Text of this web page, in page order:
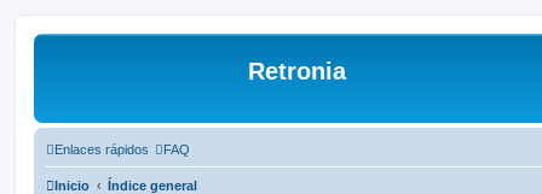
Retronia
Enlaces rápidos FAQ
Inicio Índice general